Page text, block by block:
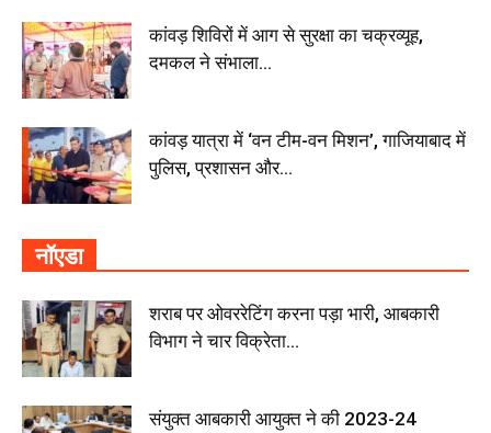
कांवड़ शिविरों में आग से सुरक्षा का चक्रव्यूह,
दमकल ने संभाला...
कांवड़ यात्रा में ‘वन टीम-वन मिशन’, गाजियाबाद में
पुलिस, प्रशासन और...
नॉएडा
शराब पर ओवररेटिंग करना पड़ा भारी, आबकारी
विभाग ने चार विक्रेता...
संयुक्त आबकारी आयुक्त ने की 2023-24